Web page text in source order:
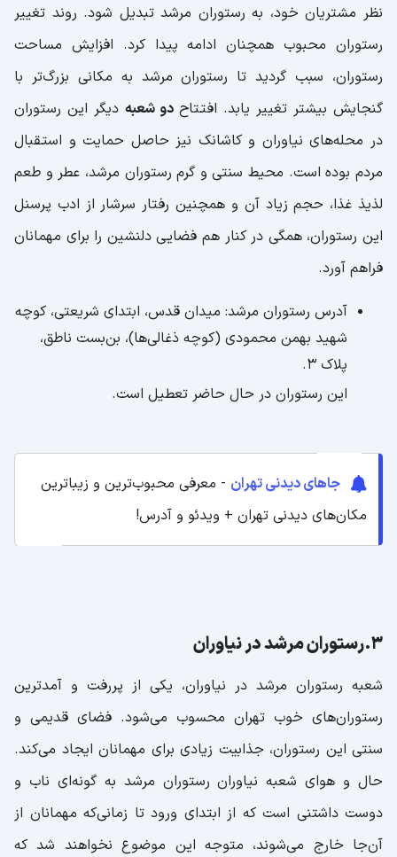
نظر مشتریان خود، به رستوران مرشد تبدیل شود. روند تغییر
رستوران محبوب همچنان ادامه پیدا کرد. افزایش مساحت
رستوران، سبب گردید تا رستوران مرشد به مکانی بزرگ‌تر با
گنجایش بیشتر تغییر یابد. افتتاحدو شعبه دیگر این رستوران
در محله‌های نیاوران و کاشانک نیز حاصل حمایت و استقبال
مردم بوده است. محیط سنتی و گرم رستوران مرشد، عطر و طعم
لذیذ غذا، حجم زیاد آن‌ و همچنین رفتار سرشار از ادب پرسنل
این رستوران، همگی در کنار هم فضایی دلنشین را برای مهمانان
فراهم آورد.
آدرس رستوران مرشد: میدان قدس، ابتدای شریعتی، کوچه
شهید بهمن محمودی (کوچه ذغالی‌ها)، بن‌بست ناطق،
پلاک ۳.
این رستوران در حال حاضر تعطیل است.
جاهای دیدنی تهران - معرفی محبوب‌ترین و زیباترین
مکان‌های دیدنی تهران + ویدئو و آدرس!
3.رستوران مرشد در نیاوران
شعبه‌ رستوران مرشد در نیاوران، یکی از پررفت و آمدترین
رستوران‌های خوب تهران محسوب می‌شود. فضای قدیمی و
سنتی این رستوران، جذابیت زیادی برای مهمانان ایجاد می‌کند.
حال و هوای شعبه نیاوران رستوران مرشد به گونه‌ای ناب و
دوست داشتنی است که از ابتدای ورود تا زمانی‌که مهمانان از
آن‌جا خارج می‌شوند، متوجه این موضوع نخواهند شد که